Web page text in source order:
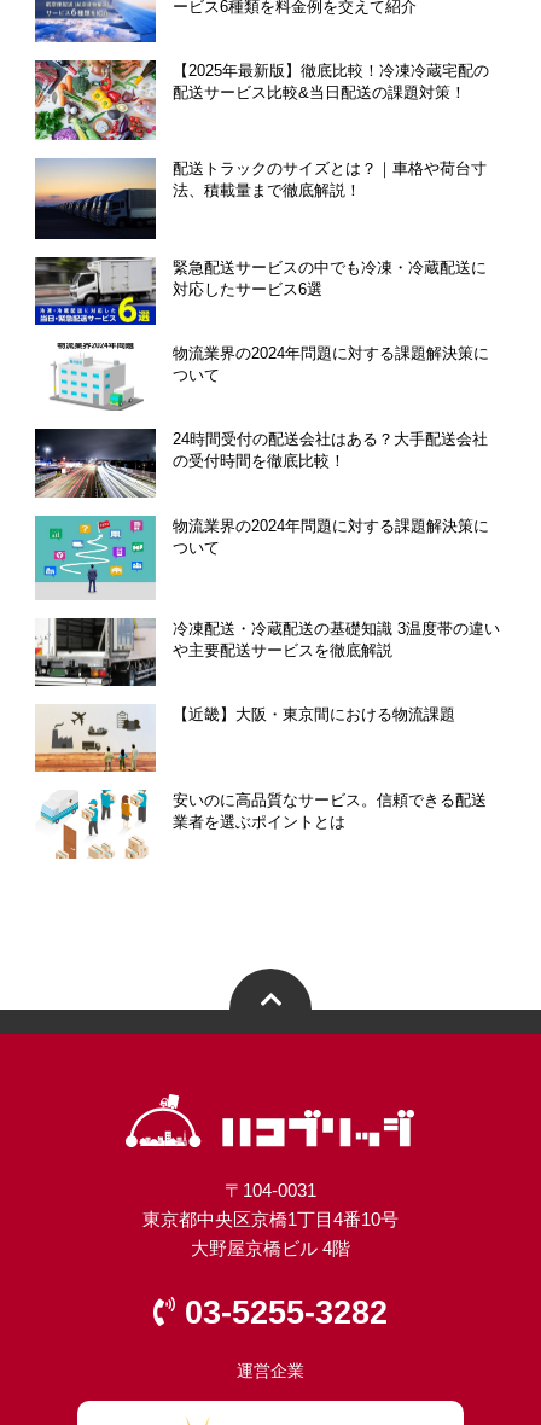
ービス6種類を料金例を交えて紹介
【2025年最新版】徹底比較！冷凍冷蔵宅配の
配送サービス比較&当日配送の課題対策！
配送トラックのサイズとは？｜車格や荷台寸
法、積載量まで徹底解説！
緊急配送サービスの中でも冷凍・冷蔵配送に
対応したサービス6選
物流業界の2024年問題に対する課題解決策に
ついて
24時間受付の配送会社はある？大手配送会社
の受付時間を徹底比較！
物流業界の2024年問題に対する課題解決策に
ついて
冷凍配送・冷蔵配送の基礎知識 3温度帯の違い
や主要配送サービスを徹底解説
【近畿】大阪・東京間における物流課題
安いのに高品質なサービス。信頼できる配送
業者を選ぶポイントとは
〒104-0031
東京都中央区京橋1丁目4番10号
大野屋京橋ビル 4階
03-5255-3282
運営企業